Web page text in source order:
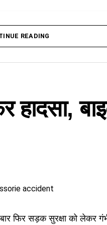
को लेकर गंगोत्री धाम की
छूट गया।
कुछ इंच और नीचे खिसक
ने तुरंत राहत कार्य शुरू
की ओर लटके वाहन को
भी सुरक्षित स्थान पर पहुंचा
READING
हादसा,
फिर सड़क सुरक्षा को लेकर